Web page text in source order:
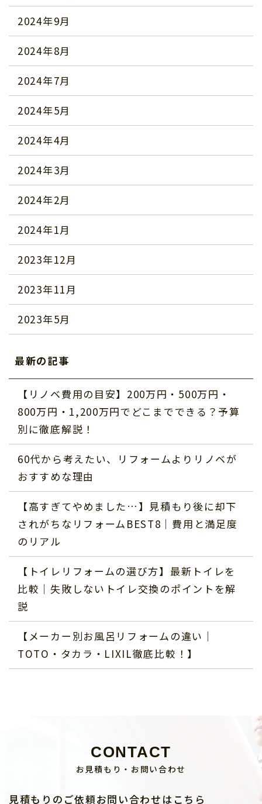
2024年9月
2024年8月
2024年7月
2024年5月
2024年4月
2024年3月
2024年2月
2024年1月
2023年12月
2023年11月
2023年5月
最新の記事
【リノベ費用の目安】200万円・500万円・
800万円・1,200万円でどこまでできる？予算
別に徹底解説！
60代から考えたい、リフォームよりリノベが
おすすめな理由
【高すぎてやめました…】見積もり後に却下
されがちなリフォームBEST8｜費用と満足度
のリアル
【トイレリフォームの選び方】最新トイレを
比較｜失敗しないトイレ交換のポイントを解
説
【メーカー別お風呂リフォームの違い｜
TOTO・タカラ・LIXIL徹底比較！】
CONTACT
お見積もり・お問い合わせ
見積もりのご依頼お問い合わせはこちら